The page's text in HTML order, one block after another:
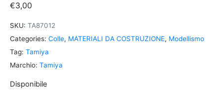
€3,00
SKU: TA87012
Categories: Colle, MATERIALI DA COSTRUZIONE, Modellismo
Tag: Tamiya
Marchio: Tamiya
Disponibile